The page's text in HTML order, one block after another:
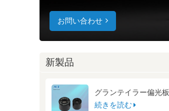
お問い合わせ
新製品
グランテイラー偏光板
続きを読む